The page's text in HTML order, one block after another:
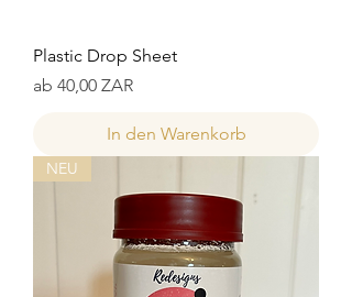
Plastic Drop Sheet
ab 40,00 ZAR
Sale-Preis
In den Warenkorb
NEU